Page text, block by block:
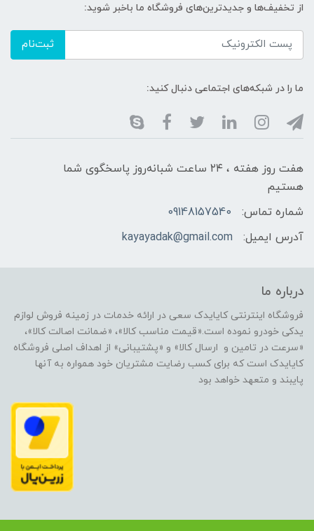
از تخفیف‌ها و جدیدترین‌های فروشگاه ما باخبر شوید:
ثبت‌نام
ما را در شبکه‌های اجتماعی دنبال کنید:
هفت روز هفته ، ۲۴ ساعت شبانه‌روز پاسخگوی شما
هستیم
شماره تماس:
09148157540
آدرس ایمیل:
kayayadak@gmail.com
درباره ما
فروشگاه اینترنتی کایایدک سعی در ارائه خدمات در زمینه فروش لوازم
یدکی خودرو نموده است.«قیمت مناسب کالا»، «ضمانت اصالت کالا»،
«سرعت در تامین و ارسال کالا» و «پشتیبانی» از اهداف اصلی فروشگاه
کایایدک است که برای کسب رضایت مشتریان خود همواره به آنها
پایبند و متعهد خواهد بود